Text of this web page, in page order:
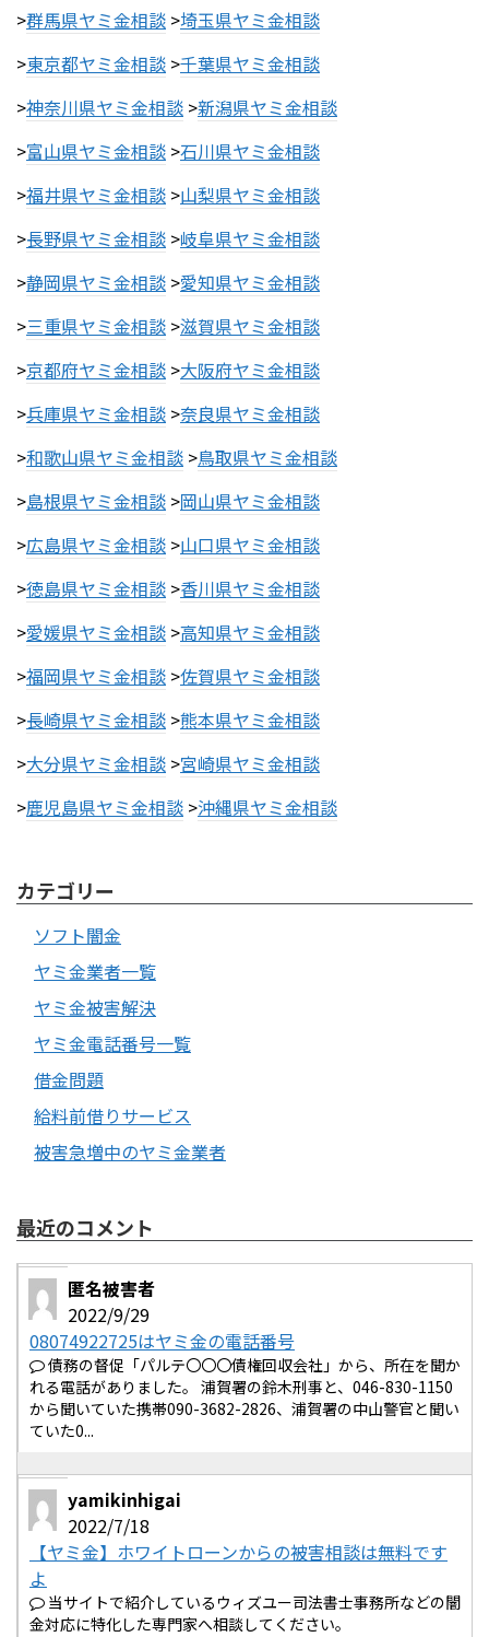
>群馬県ヤミ金相談 >埼玉県ヤミ金相談
>東京都ヤミ金相談 >千葉県ヤミ金相談
>神奈川県ヤミ金相談 >新潟県ヤミ金相談
>富山県ヤミ金相談 >石川県ヤミ金相談
>福井県ヤミ金相談 >山梨県ヤミ金相談
>長野県ヤミ金相談 >岐阜県ヤミ金相談
>静岡県ヤミ金相談 >愛知県ヤミ金相談
>三重県ヤミ金相談 >滋賀県ヤミ金相談
>京都府ヤミ金相談 >大阪府ヤミ金相談
>兵庫県ヤミ金相談 >奈良県ヤミ金相談
>和歌山県ヤミ金相談 >鳥取県ヤミ金相談
>島根県ヤミ金相談 >岡山県ヤミ金相談
>広島県ヤミ金相談 >山口県ヤミ金相談
>徳島県ヤミ金相談 >香川県ヤミ金相談
>愛媛県ヤミ金相談 >高知県ヤミ金相談
>福岡県ヤミ金相談 >佐賀県ヤミ金相談
>長崎県ヤミ金相談 >熊本県ヤミ金相談
>大分県ヤミ金相談 >宮崎県ヤミ金相談
>鹿児島県ヤミ金相談 >沖縄県ヤミ金相談
カテゴリー
ソフト闇金
ヤミ金業者一覧
ヤミ金被害解決
ヤミ金電話番号一覧
借金問題
給料前借りサービス
被害急増中のヤミ金業者
最近のコメント
匿名被害者
2022/9/29
08074922725はヤミ金の電話番号
債務の督促「パルテ〇〇〇債権回収会社」から、所在を聞か
れる電話がありました。 浦賀署の鈴木刑事と、046-830-1150
から聞いていた携帯090-3682-2826、浦賀署の中山警官と聞い
ていた0...
yamikinhigai
2022/7/18
【ヤミ金】ホワイトローンからの被害相談は無料です
よ
当サイトで紹介しているウィズユー司法書士事務所などの闇
金対応に特化した専門家へ相談してください。